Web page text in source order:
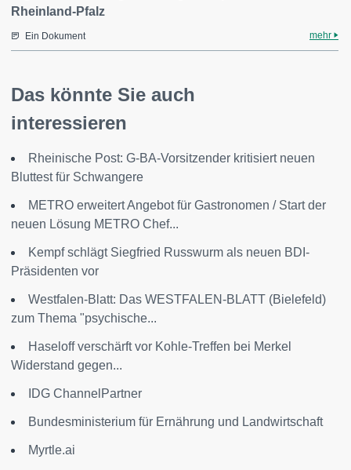
Rheinland-Pfalz
Ein Dokument mehr
Das könnte Sie auch
interessieren
Rheinische Post: G-BA-Vorsitzender kritisiert neuen
Bluttest für Schwangere
METRO erweitert Angebot für Gastronomen / Start der
neuen Lösung METRO Chef...
Kempf schlägt Siegfried Russwurm als neuen BDI-
Präsidenten vor
Westfalen-Blatt: Das WESTFALEN-BLATT (Bielefeld)
zum Thema "psychische...
Haseloff verschärft vor Kohle-Treffen bei Merkel
Widerstand gegen...
IDG ChannelPartner
Bundesministerium für Ernährung und Landwirtschaft
Myrtle.ai